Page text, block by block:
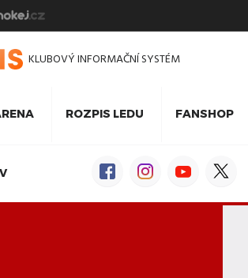
KLUBOVÝ INFORMAČNÍ SYSTÉM
ROZPIS LEDU FANSHOP